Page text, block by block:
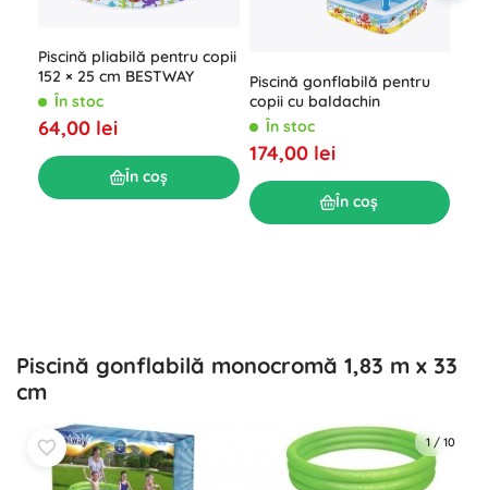
Piscină pliabilă pentru copii
152 × 25 cm BESTWAY
În stoc
64,00 lei
În coș
Piscină gonflabilă pentru
copii cu baldachin
În stoc
174,00 lei
În coș
Piscină gonflabilă monocromă 1,83 m x 33
cm
1/ 10